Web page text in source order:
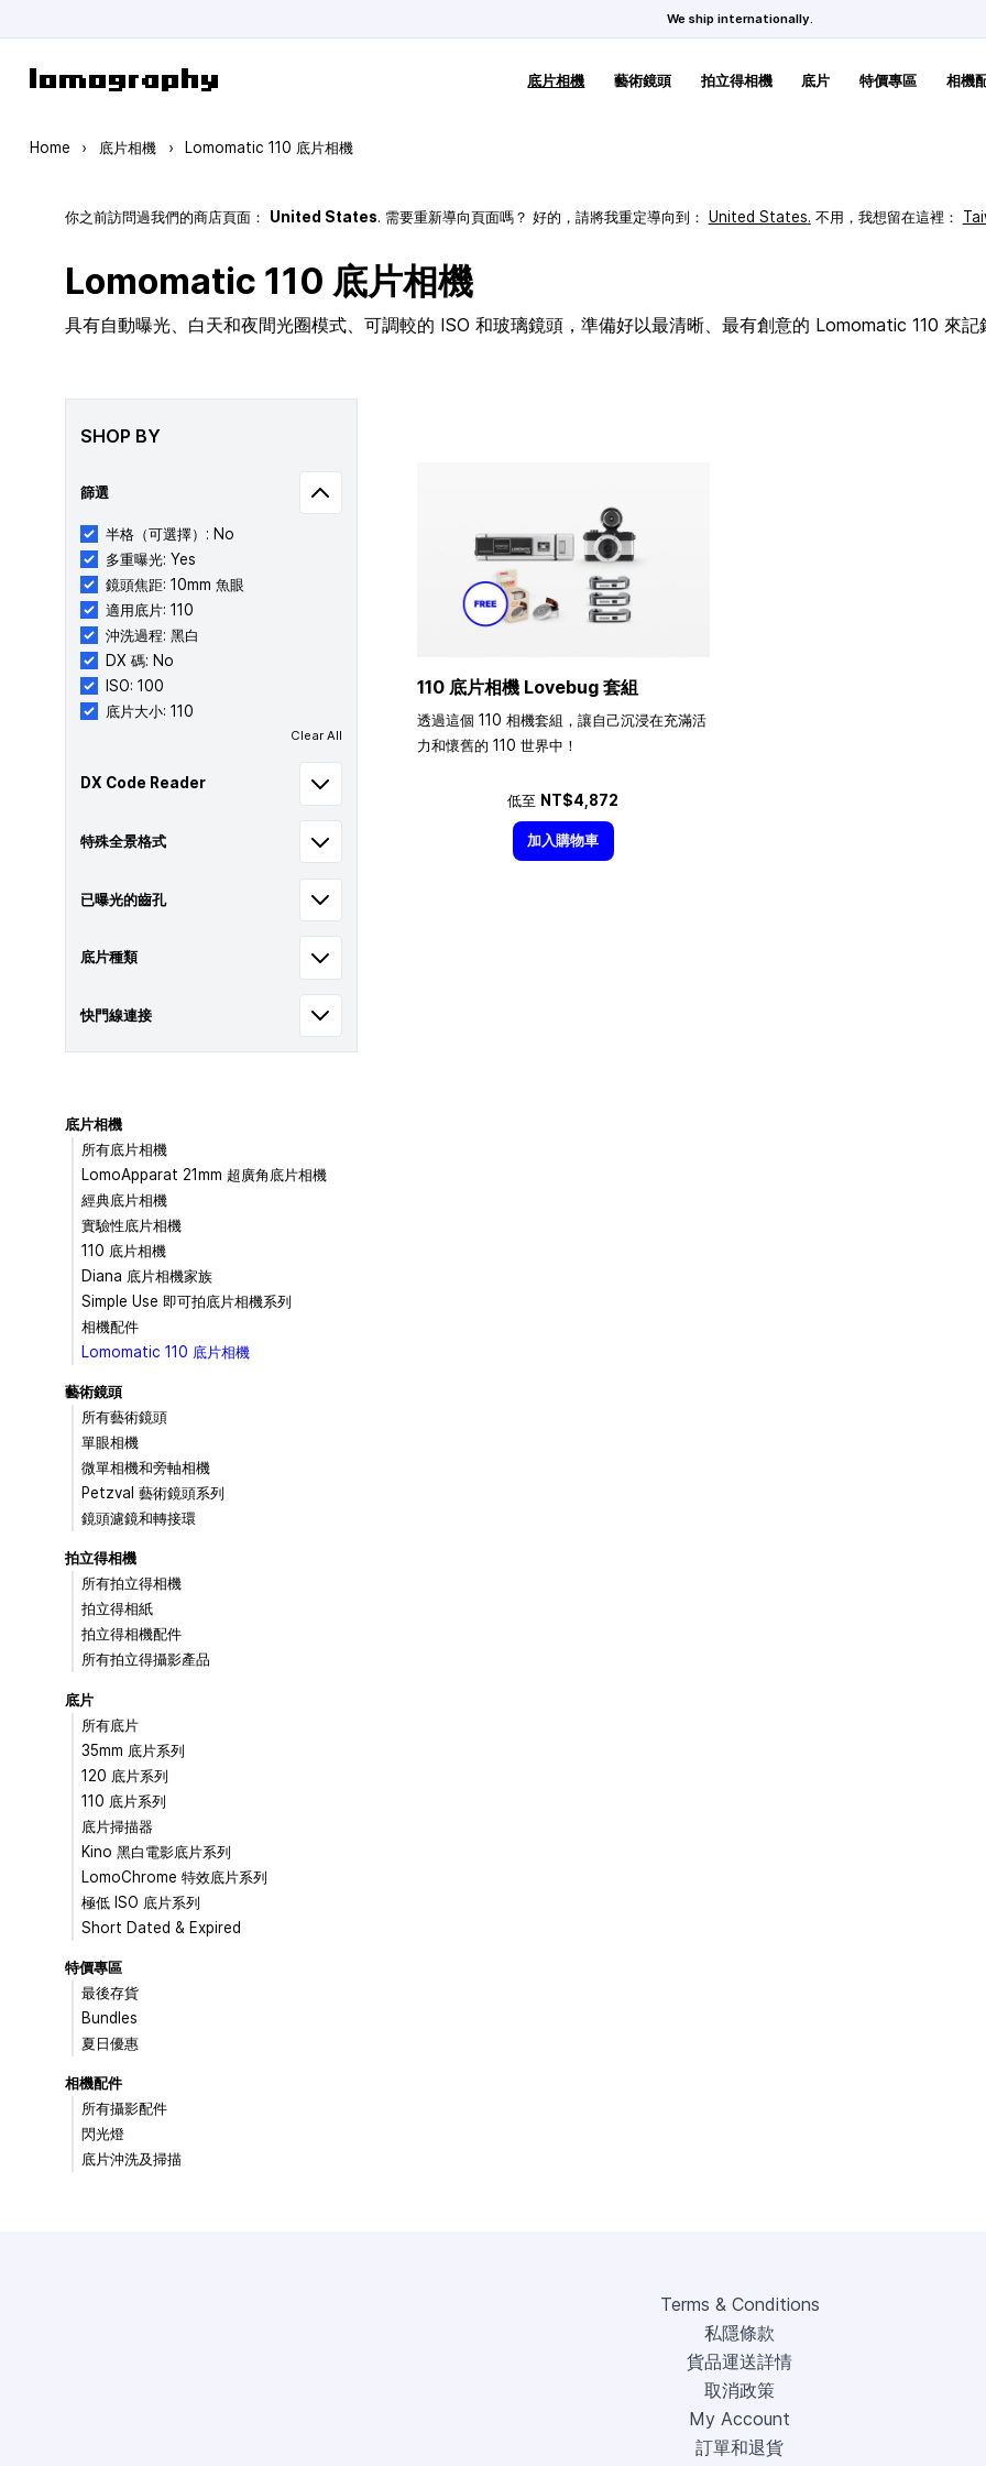
We ship internationally.
底片相機 藝術鏡頭 拍立得相機 底片 特價專區 相機
Home › 底片相機 › Lomomatic 110 底片相機
你之前訪問過我們的商店頁面： United States. 需要重新導向頁面嗎？ 好的，請將我重定導向到： United States. 不用，我想留在這裡：
Lomomatic 110 底片相機
具有自動曝光、白天和夜間光圈模式、可調較的 ISO 和玻璃鏡頭，準備好以最清晰、最有創意的 Lomomatic 110 來記
SHOP BY
篩選
半格（可選擇）: No
多重曝光: Yes
鏡頭焦距: 10mm 魚眼
適用底片: 110
沖洗過程: 黑白
DX 碼: No
ISO: 100
底片大小: 110
Clear All
DX Code Reader
特殊全景格式
已曝光的齒孔
底片種類
快門線連接
110 底片相機 Lovebug 套組
透過這個 110 相機套組，讓自己沉浸在充滿活
力和懷舊的 110 世界中！
低至 NT$4,872
加入購物車
底片相機
所有底片相機
LomoApparat 21mm 超廣角底片相機
經典底片相機
實驗性底片相機
110 底片相機
Diana 底片相機家族
Simple Use 即可拍底片相機系列
相機配件
Lomomatic 110 底片相機
藝術鏡頭
所有藝術鏡頭
單眼相機
微單相機和旁軸相機
Petzval 藝術鏡頭系列
鏡頭濾鏡和轉接環
拍立得相機
所有拍立得相機
拍立得相紙
拍立得相機配件
所有拍立得攝影產品
底片
所有底片
35mm 底片系列
120 底片系列
110 底片系列
底片掃描器
Kino 黑白電影底片系列
LomoChrome 特效底片系列
極低 ISO 底片系列
Short Dated & Expired
特價專區
最後存貨
Bundles
夏日優惠
相機配件
所有攝影配件
閃光燈
底片沖洗及掃描
Terms & Conditions
私隱條款
貨品運送詳情
取消政策
My Account
訂單和退貨